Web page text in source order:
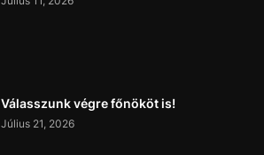
Válasszunk végre főnököt is!
Július 21, 2026